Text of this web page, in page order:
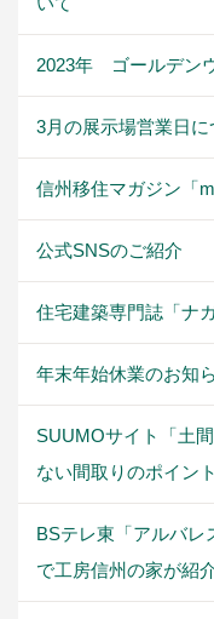
2023年 ゴールデン
3月の展示場営業日に
信州移住マガジン「
公式SNSのご紹介
住宅建築専門誌「ナ
年末年始休業のお知
SUUMOサイト「土
ない間取りのポイン
BSテレ東「アルバ
で工房信州の家が紹